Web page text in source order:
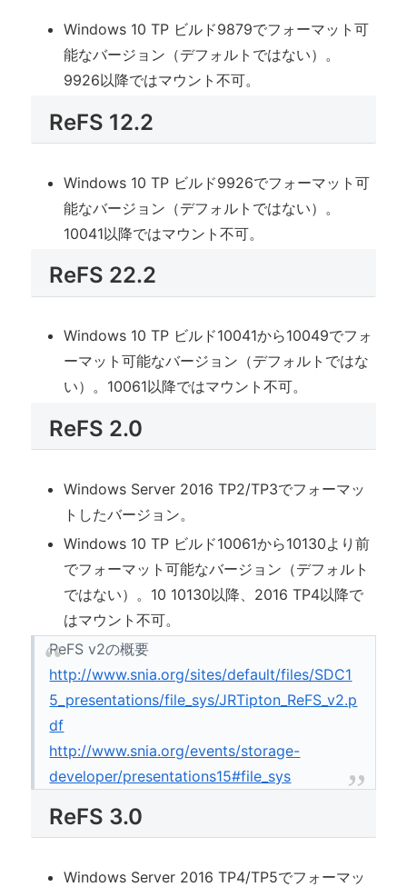
Windows 10 TP ビルド9879でフォーマット可
能なバージョン（デフォルトではない）。
9926以降ではマウント不可。
ReFS 12.2
Windows 10 TP ビルド9926でフォーマット可
能なバージョン（デフォルトではない）。
10041以降ではマウント不可。
ReFS 22.2
Windows 10 TP ビルド10041から10049でフォ
ーマット可能なバージョン（デフォルトではな
い）。10061以降ではマウント不可。
ReFS 2.0
Windows Server 2016 TP2/TP3でフォーマッ
トしたバージョン。
Windows 10 TP ビルド10061から10130より前
でフォーマット可能なバージョン（デフォルト
ではない）。10 10130以降、2016 TP4以降で
はマウント不可。
ReFS v2の概要
http://www.snia.org/sites/default/files/SDC1
5_presentations/file_sys/JRTipton_ReFS_v2.p
df
http://www.snia.org/events/storage-
developer/presentations15#file_sys
ReFS 3.0
Windows Server 2016 TP4/TP5でフォーマッ